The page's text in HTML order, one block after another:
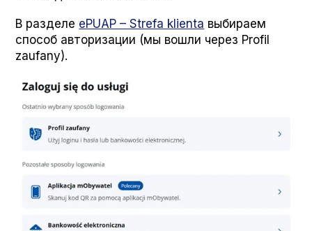
В разделе ePUAP – Stre­fa klien­ta выбираем
способ авторизации (мы вошли через Pro­fil
zau­fany).